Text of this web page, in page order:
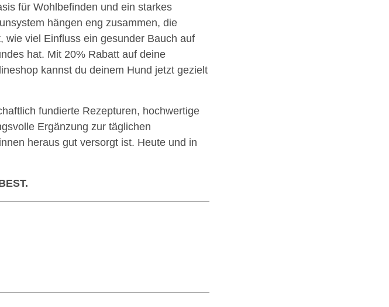
für Wohlbefinden und ein starkes
hängen eng zusammen, die
wie viel Einfluss ein gesunder Bauch auf
hat. Mit 20% Rabatt auf deine
kannst du deinem Hund jetzt gezielt
fundierte Rezepturen, hochwertige
Ergänzung zur täglichen
heraus gut versorgt ist. Heute und in